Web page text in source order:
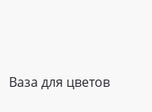
Ваза для цветов